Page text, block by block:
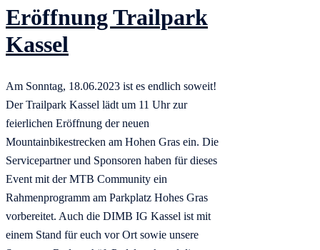
Eröffnung Trailpark
Kassel
Am Sonntag, 18.06.2023 ist es endlich soweit!
Der Trailpark Kassel lädt um 11 Uhr zur
feierlichen Eröffnung der neuen
Mountainbikestrecken am Hohen Gras ein. Die
Servicepartner und Sponsoren haben für dieses
Event mit der MTB Community ein
Rahmenprogramm am Parkplatz Hohes Gras
vorbereitet. Auch die DIMB IG Kassel ist mit
einem Stand für euch vor Ort sowie unsere